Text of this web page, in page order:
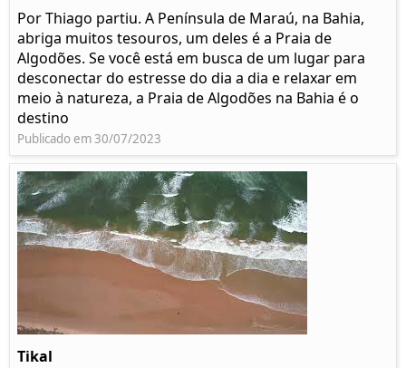
Por Thiago partiu. A Península de Maraú, na Bahia,
abriga muitos tesouros, um deles é a Praia de
Algodões. Se você está em busca de um lugar para
desconectar do estresse do dia a dia e relaxar em
meio à natureza, a Praia de Algodões na Bahia é o
destino
Publicado em 30/07/2023
Tikal